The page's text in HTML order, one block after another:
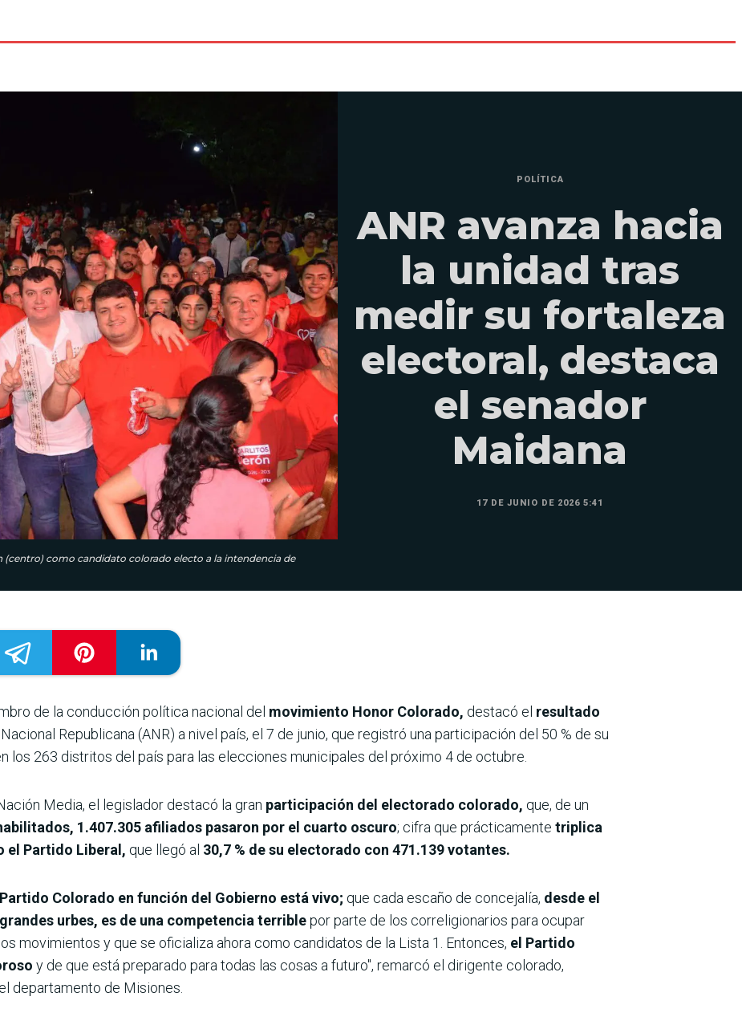
(centro) como candidato colorado electo a la intendencia de
POLÍTICA
ANR avanza hacia
la unidad tras
medir su fortaleza
electoral, destaca
el senador
Maidana
17 DE JUNIO DE 2026 5:41
de la conducción política nacional del movimiento Honor Colorado, destacó el resultado
Republicana (ANR) a nivel país, el 7 de junio, que registró una participación del 50 % de su
los 263 distritos del país para las elecciones municipales del próximo 4 de octubre.
Media, el legislador destacó la gran participación del electorado colorado, que, de un
1.407.305 afiliados pasaron por el cuarto oscuro; cifra que prácticamente triplica
el Partido Liberal, que llegó al 30,7 % de su electorado con 471.139 votantes.
Partido Colorado en función del Gobierno está vivo; que cada escaño de concejalía, desde el
urbes, es de una competencia terriblepor parte de los correligionarios para ocupar
movimientos y que se oficializa ahora como candidatos de la Lista 1. Entonces, el Partido
y de que está preparado para todas las cosas a futuro", remarcó el dirigente colorado,
departamento de Misiones.